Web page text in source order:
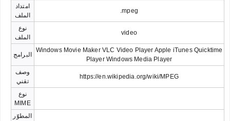
امتداد
الملف
.mpeg
نوع
الملف
video
البرامج
Windows Movie Maker VLC Video Player Apple iTunes Quicktime
Player Windows Media Player
وصف
تقني
https://en.wikipedia.org/wiki/MPEG
نوع
MIME
المطوّر